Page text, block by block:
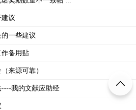
议
一些建议
作备用贴
来源可靠）
----我的文献应助经